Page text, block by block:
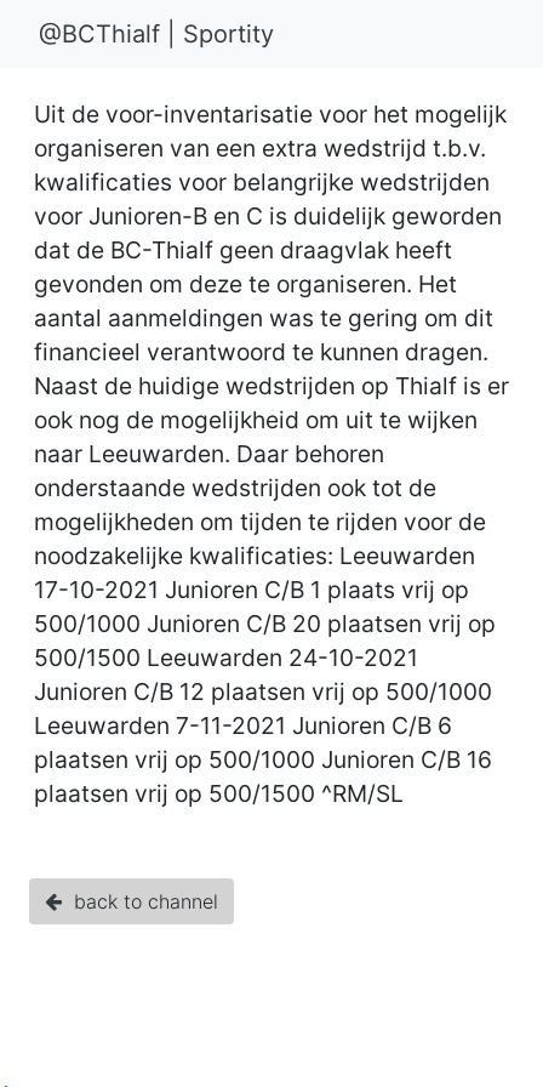
@BCThialf | Sportity
Uit de voor-inventarisatie voor het mogelijk
organiseren van een extra wedstrijd t.b.v.
kwalificaties voor belangrijke wedstrijden
voor Junioren-B en C is duidelijk geworden
dat de BC-Thialf geen draagvlak heeft
gevonden om deze te organiseren. Het
aantal aanmeldingen was te gering om dit
financieel verantwoord te kunnen dragen.
Naast de huidige wedstrijden op Thialf is er
ook nog de mogelijkheid om uit te wijken
naar Leeuwarden. Daar behoren
onderstaande wedstrijden ook tot de
mogelijkheden om tijden te rijden voor de
noodzakelijke kwalificaties: Leeuwarden
17-10-2021 Junioren C/B 1 plaats vrij op
500/1000 Junioren C/B 20 plaatsen vrij op
500/1500 Leeuwarden 24-10-2021
Junioren C/B 12 plaatsen vrij op 500/1000
Leeuwarden 7-11-2021 Junioren C/B 6
plaatsen vrij op 500/1000 Junioren C/B 16
plaatsen vrij op 500/1500 ^RM/SL
back to channel